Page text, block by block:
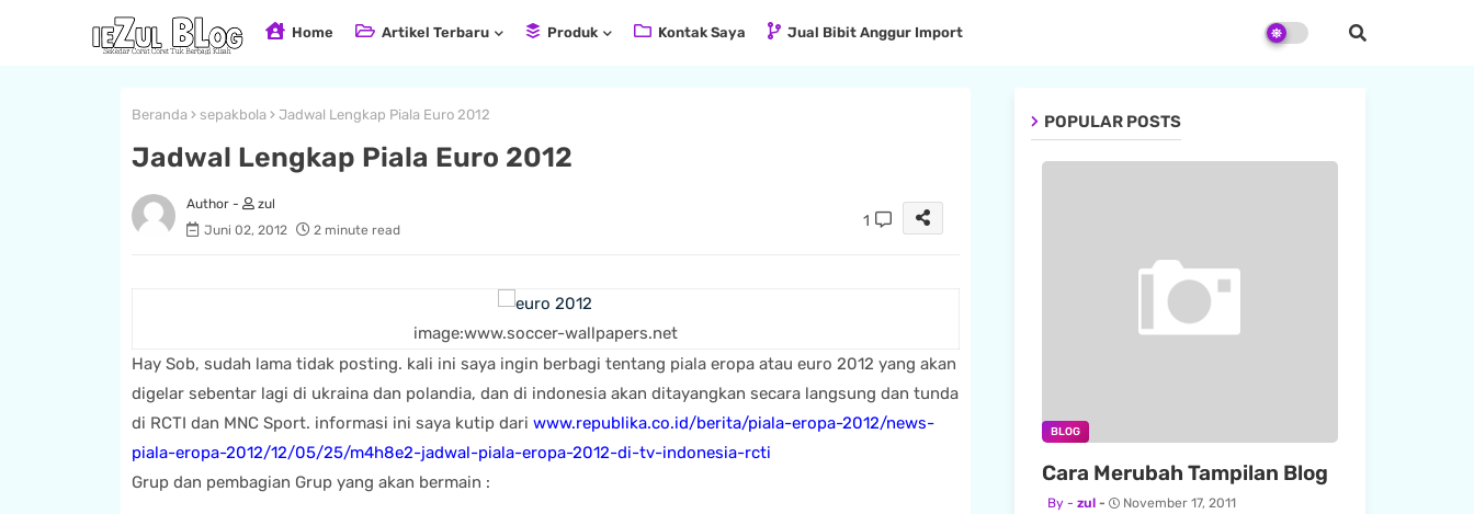
Home Artikel Terbaru Produk Kontak Saya Jual Bibit Anggur Import
Beranda sepakbola Jadwal Lengkap Piala Euro 2012
Jadwal Lengkap Piala Euro 2012
zul
Juni 02, 2012
2 minute read
1
image:www.soccer-wallpapers.net
Hay Sob, sudah lama tidak posting. kali ini saya ingin berbagi tentang piala eropa atau euro 2012 yang akan
digelar sebentar lagi di ukraina dan polandia, dan di indonesia akan ditayangkan secara langsung dan tunda
di RCTI dan MNC Sport. informasi ini saya kutip dari www.republika.co.id/berita/piala-eropa-2012/news-
piala-eropa-2012/12/05/25/m4h8e2-jadwal-piala-eropa-2012-di-tv-indonesia-rcti
Grup dan pembagian Grup yang akan bermain :
POPULAR POSTS
BLOG
Cara Merubah Tampilan Blog
zul November 17, 2011